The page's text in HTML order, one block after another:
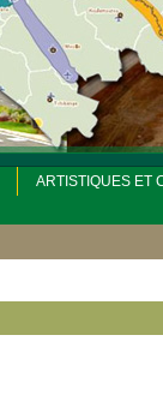
ARTISTIQUES ET